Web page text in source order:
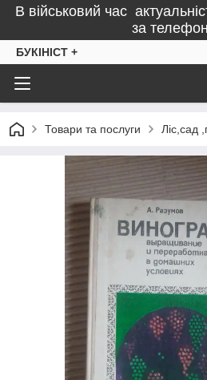
В військовий час
за
БУКІНІСТ +
Товари та послуги Ліс,сад